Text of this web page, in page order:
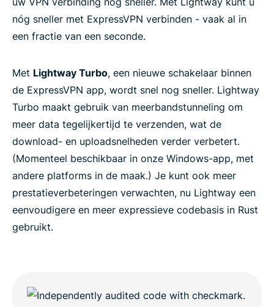
nóg sneller met ExpressVPN verbinden - vaak al in
een fractie van een seconde.
Met Lightway Turbo, een nieuwe schakelaar binnen
de ExpressVPN app, wordt snel nog sneller. Lightway
Turbo maakt gebruik van meerbandstunneling om
meer data tegelijkertijd te verzenden, wat de
download- en uploadsnelheden verder verbetert.
(Momenteel beschikbaar in onze Windows-app, met
andere platforms in de maak.) Je kunt ook meer
prestatieverbeteringen verwachten, nu Lightway een
eenvoudigere en meer expressieve codebasis in Rust
gebruikt.